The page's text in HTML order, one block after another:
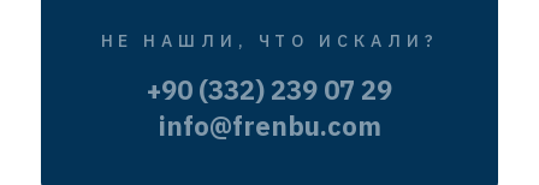
НЕ НАШЛИ, ЧТО ИСКАЛИ?
+90 (332) 239 07 29
info@frenbu.com